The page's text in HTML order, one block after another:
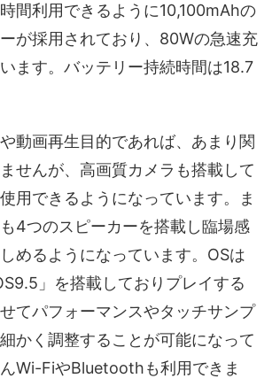
間利用できるように10,100mAhの
が採用されており、80Wの急速充
ます。バッテリー持続時間は18.7
動画再生目的であれば、あまり関
せんが、高画質カメラも搭載して
用できるようになっています。ま
4つのスピーカーを搭載し臨場感
めるようになっています。OSは
」を搭載しておりプレイする
てパフォーマンスやタッチサンプ
かく調整することが可能になって
Wi-FiやBluetoothも利用できま